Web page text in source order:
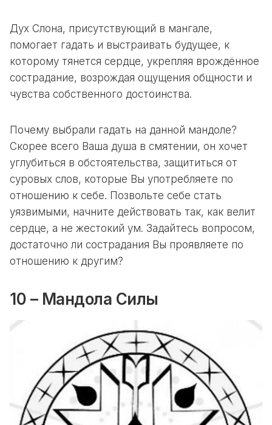
Дух Слона, присутствующий в мангале,
помогает гадать и выстраивать будущее, к
которому тянется сердце, укрепляя врождённое
сострадание, возрождая ощущения общности и
чувства собственного достоинства.
Почему выбрали гадать на данной мандоле?
Скорее всего Ваша душа в смятении, он хочет
углубиться в обстоятельства, защититься от
суровых слов, которые Вы употребляете по
отношению к себе. Позвольте себе стать
уязвимыми, начните действовать так, как велит
сердце, а не жестокий ум. Задайтесь вопросом,
достаточно ли сострадания Вы проявляете по
отношению к другим?
10 – Мандола Силы